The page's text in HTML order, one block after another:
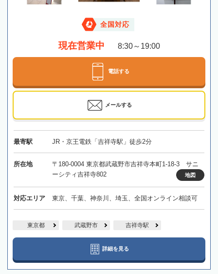
全国対応
現在営業中 8:30～19:00
電話する
メールする
最寄駅 JR・京王電鉄「吉祥寺駅」徒歩2分
所在地
〒180-0004 東京都武蔵野市吉祥寺本町1-18-3 サニ
ーシティ吉祥寺802
地図
対応エリア 東京、千葉、神奈川、埼玉、全国オンライン相談可
東京都 武蔵野市 吉祥寺駅
詳細を見る